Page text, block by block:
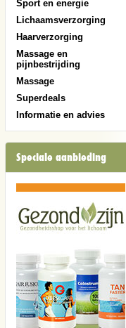
Sport en energie
Lichaamsverzorging
Haarverzorging
Massage en
pijnbestrijding
Massage
Superdeals
Informatie en advies
Speciale aanbieding